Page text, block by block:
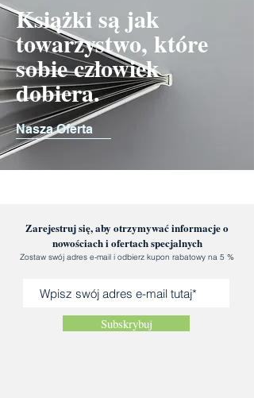
Książki są jak
towarzystwo, które
sobie człowiek
dobiera.
Nasza Oferta
Zarejestruj się, aby otrzymywać informacje o
nowościach i ofertach specjalnych
Zostaw swój adres e-mail i odbierz kupon rabatowy na 5 %
Subskrybuj